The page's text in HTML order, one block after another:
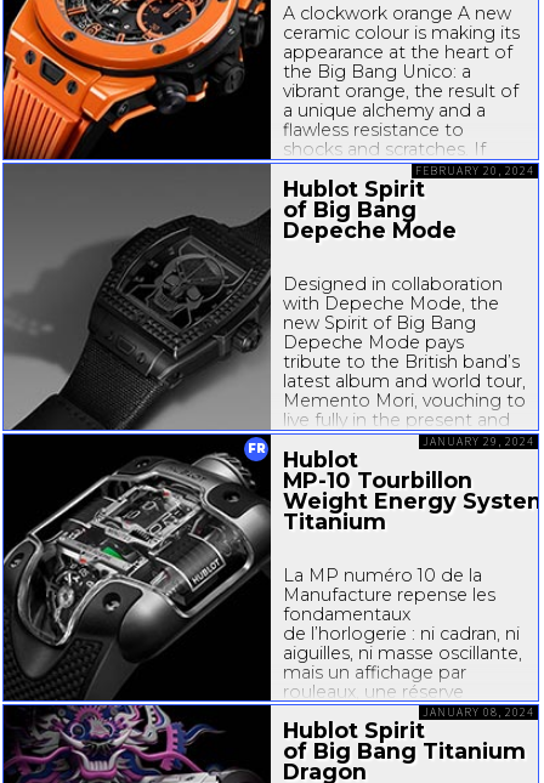
The Big Bang e...
A clockwork orange A new
ceramic colour is making its
appearance at the heart of
the Big Bang Unico: a
vibrant orange, the result of
a unique alchemy and a
flawless resistance to
shocks and scratches. If
there is something Hublot
excels at, it is disruption and
unbridled creativity. But,
sometimes...
Hublot Spirit
of Big Bang
Depeche Mode
Designed in collaboration
with Depeche Mode, the
new Spirit of Big Bang
Depeche Mode pays
tribute to the British band’s
latest album and world tour,
Memento Mori, vouching to
live fully in the present and
reflect on the value of time.
This concept is symbolised
on the watch by a skull
motif embellished...
FEBRUARY 20, 2024
FR
Hublot
MP-10 Tourbillon
Weight Energy
Titanium
La MP numéro 10 de la
Manufacture repense les
fondamentaux
de l’horlogerie : ni cadran, ni
aiguilles, ni masse oscillante,
mais un affichage par
rouleaux, une réserve
de marche circulaire, un
tourbillon incliné à
remontage automatique
par deux masses linéaires.
JANUARY 29, 2024
Hublot Spirit
of Big Bang Titanium
Dragon
JANUARY 08, 2024